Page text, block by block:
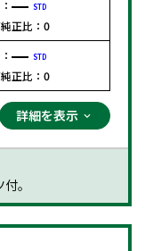
STD
正比： 0
STD
正比： 0
詳細を表示
。